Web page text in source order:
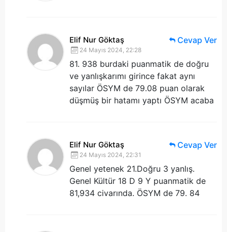
Elif Nur Göktaş
24 Mayıs 2024, 22:28
81. 938 burdaki puanmatik de doğru
ve yanlışkarımı girince fakat aynı
sayılar ÖSYM de 79.08 puan olarak
düşmüş bir hatamı yaptı ÖSYM acaba
Cevap Ver
Elif Nur Göktaş
24 Mayıs 2024, 22:31
Genel yetenek 21.Doğru 3 yanlış.
Genel Kültür 18 D 9 Y puanmatik de
81,934 civarında. ÖSYM de 79. 84
Cevap Ver